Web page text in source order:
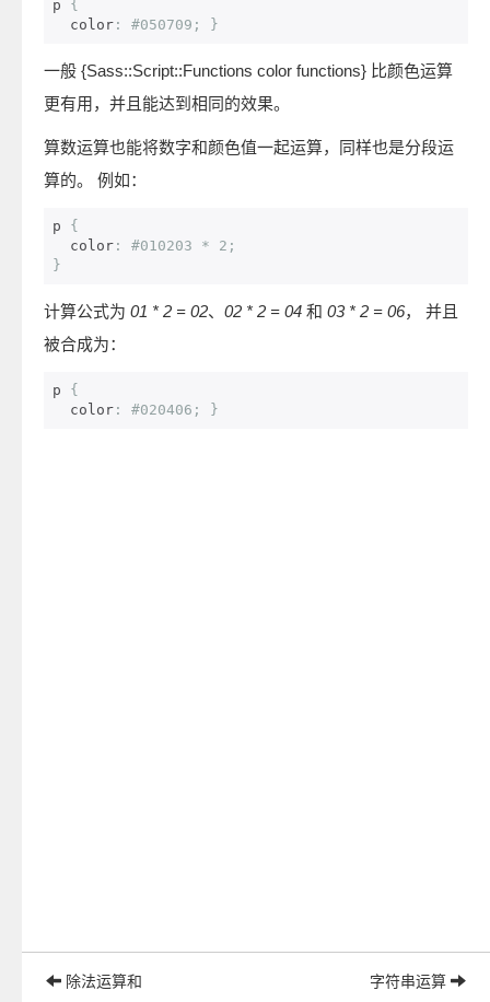
p {
  color
: #050709; }
一般 {Sass::Script::Functions color functions} 比颜色运算
更有用，并且能达到相同的效果。
算数运算也能将数字和颜色值一起运算，同样也是分段运
算的。 例如：
p {
  color
:
#010203 * 2;
}
计算公式为 01 * 2 = 02、 02 * 2 = 04 和 03 * 2 = 06， 并且
被合成为：
p {
  color
: #020406; }
除法运算和 字符串运算